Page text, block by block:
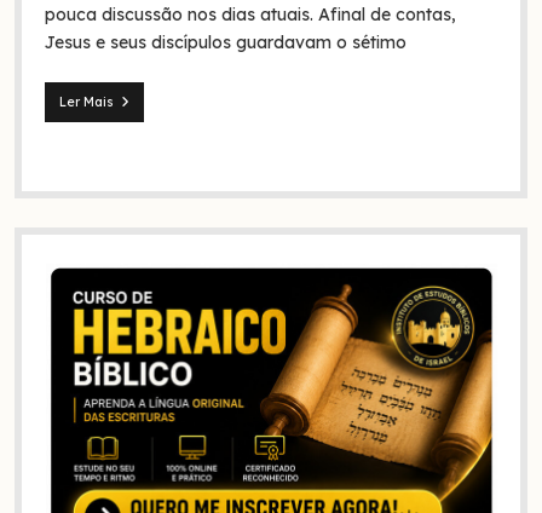
Bíblia
na
pouca discussão nos dias atuais. Afinal de contas,
Jesus e seus discípulos guardavam o sétimo
Ler Mais
Jesus
sábado?